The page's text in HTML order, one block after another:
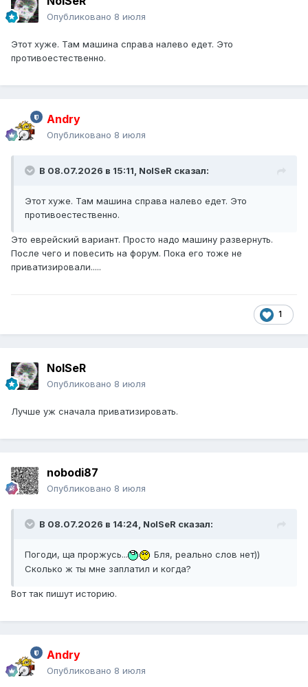
Опубликовано 8 июля
Этот хуже. Там машина справа налево едет. Это
противоестественно.
Andry
Опубликовано 8 июля
В 08.07.2026 в 15:11, NoISeR сказал:
Этот хуже. Там машина справа налево едет. Это
противоестественно.
Это еврейский вариант. Просто надо машину развернуть.
После чего и повесить на форум. Пока его тоже не
приватизировали.....
1
NoISeR
Опубликовано 8 июля
Лучше уж сначала приватизировать.
nobodi87
Опубликовано 8 июля
В 08.07.2026 в 14:24, NoISeR сказал:
Погоди, ща проржусь...
Бля, реально слов нет))
Сколько ж ты мне заплатил и когда?
Вот так пишут историю.
Andry
Опубликовано 8 июля